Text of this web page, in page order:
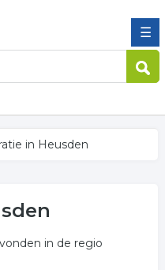
☰
in Heusden
in de regio